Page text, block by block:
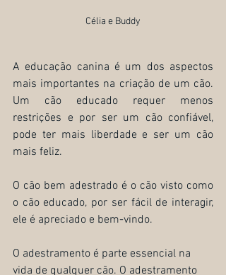
Célia e Buddy
A educação canina é um dos aspectos
mais importantes na criação de um cão.
Um cão educado requer menos
restrições e por ser um cão confiável,
pode ter mais liberdade e ser um cão
mais feliz.
O cão bem adestrado é o cão visto como
o cão educado, por ser fácil de interagir,
ele é apreciado e bem-vindo.
O adestramento é parte essencial na
vida de qualquer cão. O adestramento